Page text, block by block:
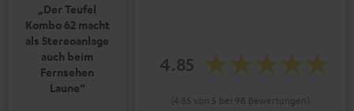
„Der Teufel
Kombo 62 macht
als Stereoanlage
auch beim
Fernsehen
Laune“
4.85
(4.85 von 5 bei 98 Bewertungen)